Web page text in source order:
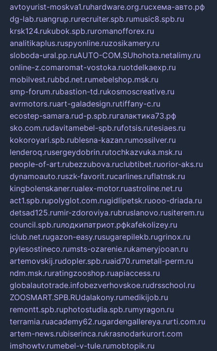
avtoyurist-moskva1.ruhardware.org.ruсхема-авто.рф
dg-lab.ruangrup.rurecruiter.spb.rumusic8.spb.ru
krsk124.rukubok.spb.ruromanofforex.ru
analitikaplus.ruspyonline.ruzosikamery.ru
sloboda-ural.pp.ruAUTO-COM.SUhohota.netalimy.ru
online-z.comaromat-vostoka.ruotdelkaexp.ru
mobilvest.rubbd.net.rumebelshop.msk.ru
smp-forum.rubastion-td.rukosmoscreative.ru
avrmotors.ruart-galadesign.rutiffany-c.ru
ecostep-samara.rud-p.spb.ruгалактика73.рф
sko.com.rudavitamebel-spb.rufotsis.rutesiaes.ru
kokoroyari.spb.rublesna-kazan.rumossilver.ru
lenderoq.rusergeydobrin.rutochkazvuka.msk.ru
people-of-art.rubezzubova.ruclubtibet.ruorior-aks.ru
dynamoauto.ruszk-favorit.rucarlines.ruflatnsk.ru
kingbolenskaner.rualex-motor.ruastroline.net.ru
act1.spb.rupolyglot.com.rugidlipetsk.ruooo-driada.ru
detsad125.rumir-zdoroviya.rubruslanovo.rusiterem.ru
council.spb.ruлодкипатриот.рфkafekolizey.ru
iclub.net.rugazon-easy.rusugarepilekb.rugrinox.ru
pylesostineco.rumsts-ozarenie.rukameryjooan.ru
artemovskij.rudopler.spb.ruaid70.rumetall-perm.ru
ndm.msk.ruratingzooshop.ruapiaccess.ru
globalautotrade.infobezverhovskoe.rudrsschool.ru
ZOOSMART.SPB.RUdalakony.rumedikijob.ru
remontt.spb.ruphotostudia.spb.rumyragon.ru
terramia.ruacademy62.rugardengallereya.rurti.com.ru
artem-news.rubiserinca.rukrasnodarkurort.com
imshowtv.rumebel-v-tule.rumobtopik.ru